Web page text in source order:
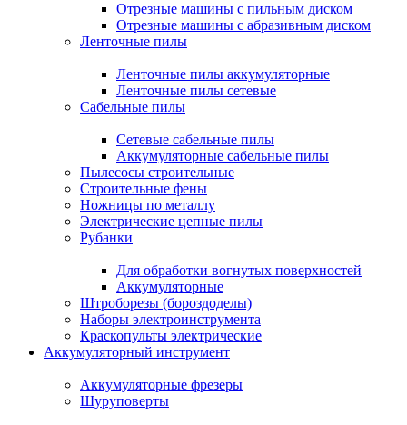
Отрезные машины с пильным диском
Отрезные машины с абразивным диском
Ленточные пилы
Ленточные пилы аккумуляторные
Ленточные пилы сетевые
Сабельные пилы
Сетевые сабельные пилы
Аккумуляторные сабельные пилы
Пылесосы строительные
Строительные фены
Ножницы по металлу
Электрические цепные пилы
Рубанки
Для обработки вогнутых поверхностей
Аккумуляторные
Штроборезы (бороздоделы)
Наборы электроинструмента
Краскопульты электрические
Аккумуляторный инструмент
Аккумуляторные фрезеры
Шуруповерты